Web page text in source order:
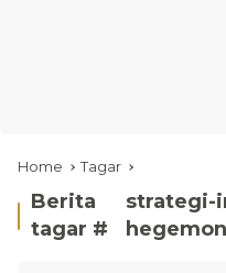
Home Tagar
Berita
tagar #
strategi-